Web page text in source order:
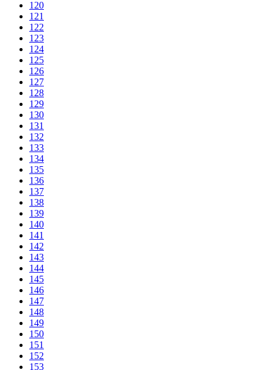
120
121
122
123
124
125
126
127
128
129
130
131
132
133
134
135
136
137
138
139
140
141
142
143
144
145
146
147
148
149
150
151
152
153